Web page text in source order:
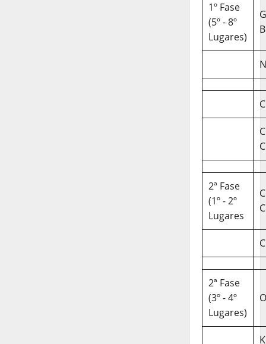
1º Fase
(5º - 8º
Lugares)
B
C
2ª Fase
(1º - 2º
Lugares
C
2ª Fase
(3º - 4º
Lugares)